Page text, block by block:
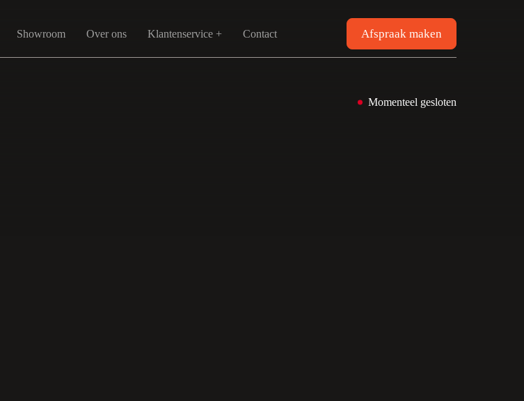
Showroom Over ons Klantenservice + Contact Afspraak maken
Momenteel gesloten